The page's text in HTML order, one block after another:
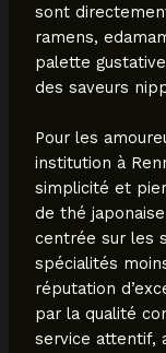
sont
ramens,
palette
des saveurs
Pour les
institution à
simplicité et
de thé
centrée sur les
spécialités
réputation
par la qualité
service attentif,